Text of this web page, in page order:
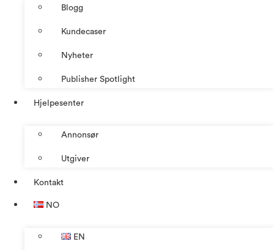
Blogg
Kundecaser
Nyheter
Publisher Spotlight
Hjelpesenter
Annonsør
Utgiver
Kontakt
NO
EN